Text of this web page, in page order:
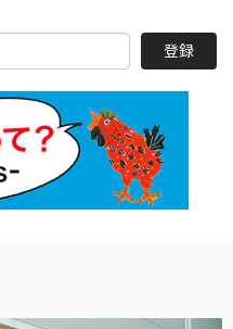
登録